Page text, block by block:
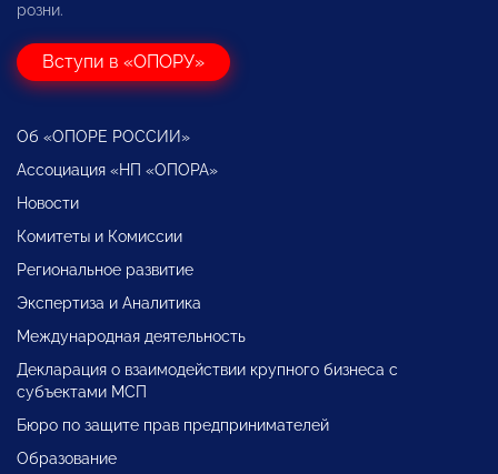
розни.
Вступи в «ОПОРУ»
Об «ОПОРЕ РОССИИ»
Ассоциация «НП «ОПОРА»
Новости
Комитеты и Комиссии
Региональное развитие
Экспертиза и Аналитика
Международная деятельность
Декларация о взаимодействии крупного бизнеса с
субъектами МСП
Бюро по защите прав предпринимателей
Образование